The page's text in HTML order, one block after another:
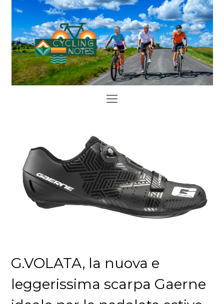
Open
G.VOLATA, la nuova e
leggerissima scarpa Gaerne